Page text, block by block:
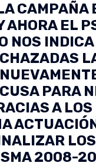
CAMPAÑA
AHORA EL
NOS
PARA
A
2008-